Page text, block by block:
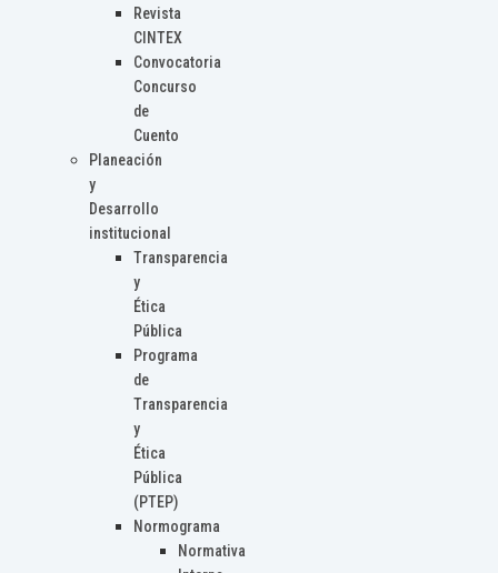
Revista
CINTEX
Convocatoria
Concurso
de
Cuento
Planeación
y
Desarrollo
institucional
Transparencia
y
Ética
Pública
Programa
de
Transparencia
y
Ética
Pública
(PTEP)
Normograma
Normativa